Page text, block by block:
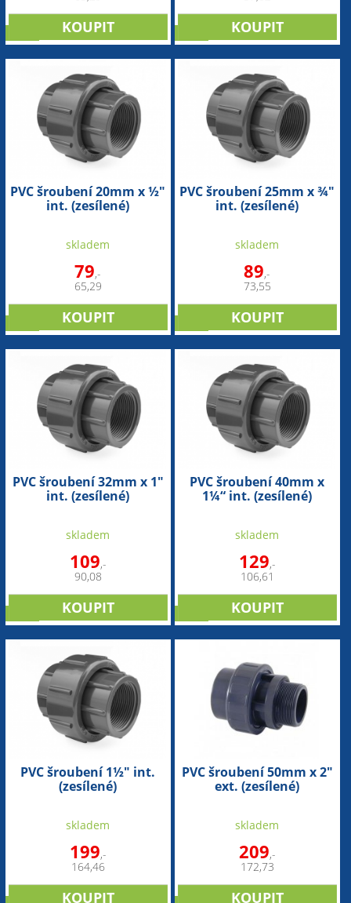
PVC šroubení 20mm x ½"
int. (zesílené)
skladem
79,-
65,29
PVC šroubení 25mm x ¾"
int. (zesílené)
skladem
89,-
73,55
PVC šroubení 32mm x 1"
int. (zesílené)
skladem
109,-
90,08
PVC šroubení 40mm x
1¼“ int. (zesílené)
skladem
129,-
106,61
PVC šroubení 1½" int.
(zesílené)
skladem
199,-
164,46
PVC šroubení 50mm x 2"
ext. (zesílené)
skladem
209,-
172,73